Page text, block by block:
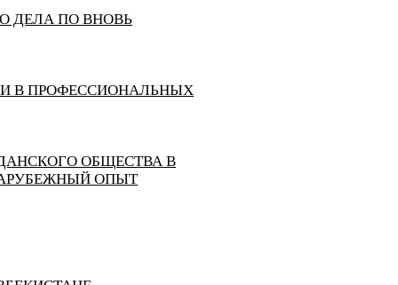
ДЕЛА ПО ВНОВЬ
В ПРОФЕССИОНАЛЬНЫХ
ОБЩЕСТВА В
ОПЫТ